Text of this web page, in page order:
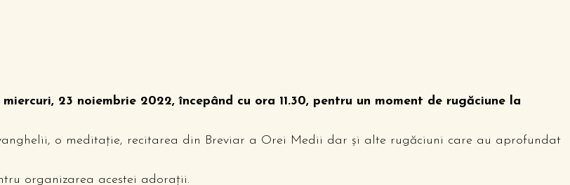
23 noiembrie 2022, începând cu ora 11.30, pentru un moment de rugăciune la
o meditaţie, recitarea din Breviar a Orei Medii dar și alte rugăciuni care au aprofundat
organizarea acestei adorații.